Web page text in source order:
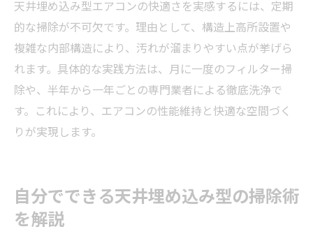
天井埋め込み型エアコンの快適さを実感するには、定期
的な掃除が不可欠です。理由として、構造上高所設置や
複雑な内部構造により、汚れが溜まりやすい点が挙げら
れます。具体的な実践方法は、月に一度のフィルター掃
除や、半年から一年ごとの専門業者による徹底洗浄で
す。これにより、エアコンの性能維持と快適な空間づく
りが実現します。
自分でできる天井埋め込み型の掃除術
を解説